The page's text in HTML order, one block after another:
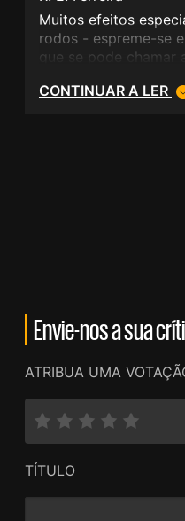
Muitos efeitos
rodos - espreme-se
que se pode chamar
CONTINUAR A LER
Envie-nos a sua
ATRIBUA UMA
TÍTULO